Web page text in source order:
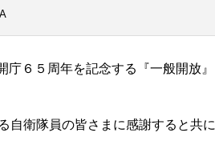
６５周年を記念する『一般開放』
自衛隊員の皆さまに感謝すると共に